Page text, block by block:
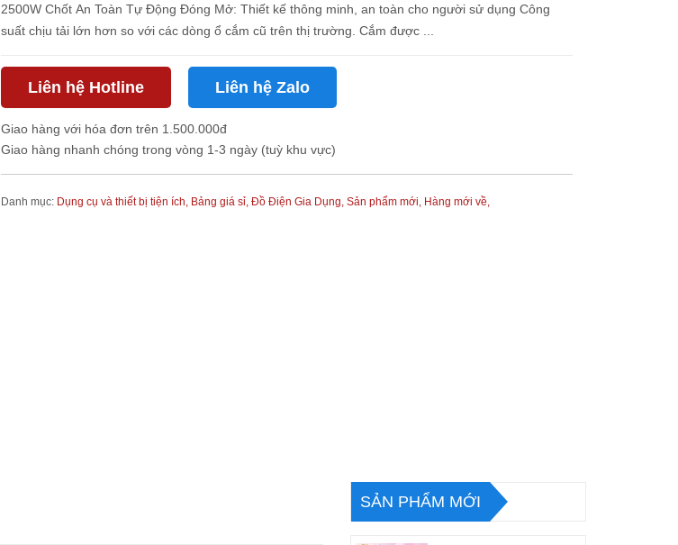
2500W Chốt An Toàn Tự Động Đóng Mở: Thiết kế thông minh, an toàn cho người sử dụng Công
suất chịu tải lớn hơn so với các dòng ổ cắm cũ trên thị trường. Cắm được ...
Liên hệ Hotline Liên hệ Zalo
Giao hàng với hóa đơn trên 1.500.000đ
Giao hàng nhanh chóng trong vòng 1-3 ngày (tuỳ khu vực)
Danh mục: Dụng cụ và thiết bị tiện ích, Bảng giá sỉ, Đồ Điện Gia Dụng, Sản phẩm mới, Hàng mới về,
SẢN PHẨM MỚI